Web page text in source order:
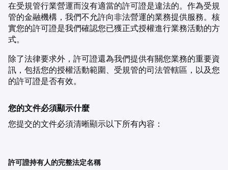
在受規管行業營運而沒有適當的許可證是違法的。作為受規
管的金融機構，我們不允許向非法營運的業務提供服務。核
實您的許可證是我們確認您已獲正式授權進行業務活動的方
式。
除了法律要求外，許可證還為我們提供有關您業務的重要資
訊，包括您的授權活動範圍、受規管的司法管轄區，以及您
的許可證是否有效。
您的文件必須顯示什麼
您提交的文件必須清晰顯示以下所有內容：
許可證持有人的完整法定名稱